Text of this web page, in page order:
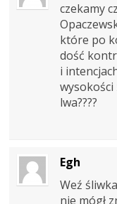
czekamy
które po
dość
i
wysokości
lwa????
Egh
Weź
nie mógł